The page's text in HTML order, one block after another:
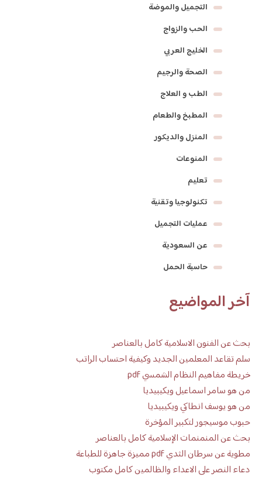
التجميل والموضة
الحب والزواج
الخليج العربي
الصحة والرجيم
الطب و العلاج
المطبخ والطعام
المنزل والديكور
المنوعات
تعليم
تكنولوجيا وتقنية
عمليات التجميل
عن السعودية
حاسبة الحمل
آخر المواضيع
بحث عن الفنون الاسلامية كامل بالعناصر
سلم تقاعد المعلمين الجديد وكيفية احتساب الراتب
خريطة مفاهيم النظام الشمسي pdf
من هو سامر اسماعيل ويكيبيديا
من هو يوسف انطاكي ويكيبيديا
حبوب موسيجور لتكبير المؤخرة
بحث عن المنمنمات الإسلامية كامل بالعناصر
مطوية عن سرطان الثدي pdf مميزة جاهزة للطباعة
دعاء النصر على الاعداء والظالمين كامل مكتوب